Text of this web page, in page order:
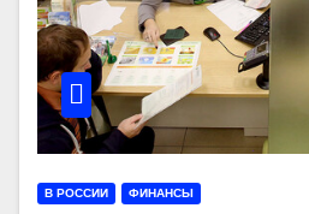
В РОССИИ ФИНАНСЫ